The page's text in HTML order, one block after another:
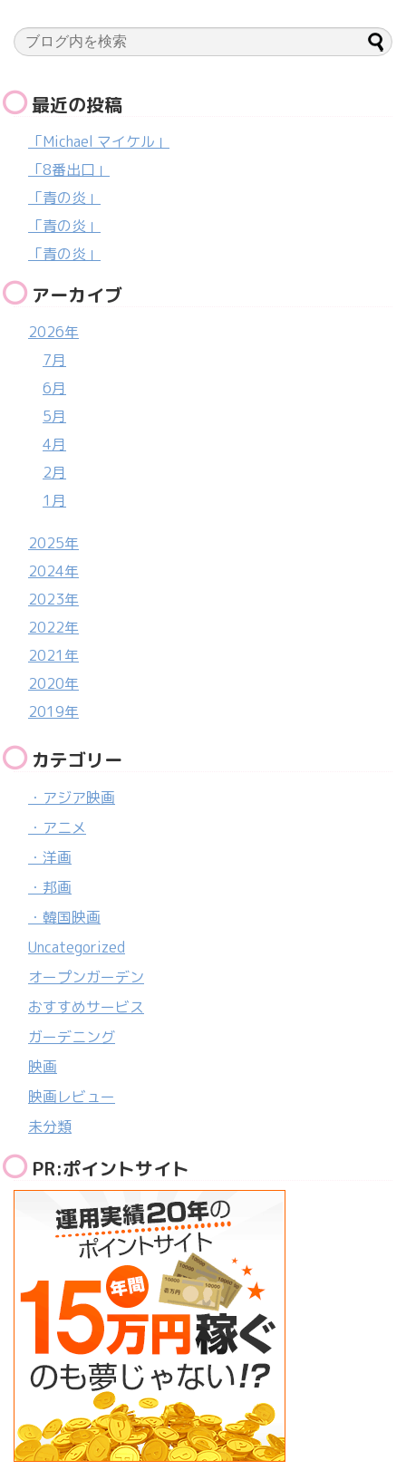
最近の投稿
「Michael マイケル」
「8番出口」
「青の炎」
「青の炎」
「青の炎」
アーカイブ
2026年
7月
6月
5月
4月
2月
1月
2025年
2024年
2023年
2022年
2021年
2020年
2019年
カテゴリー
・アジア映画
・アニメ
・洋画
・邦画
・韓国映画
Uncategorized
オープンガーデン
おすすめサービス
ガーデニング
映画
映画レビュー
未分類
PR:ポイントサイト